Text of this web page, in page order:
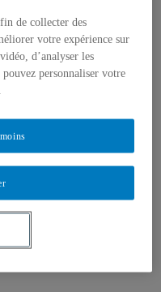
étudiantes
de collecter des
votre expérience sur
d’analyser les
personnaliser votre